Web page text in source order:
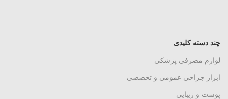
چند دسته کلیدی
لوازم مصرفی پزشکی
ابزار جراحی عمومی و تخصصی
پوست و زیبایی